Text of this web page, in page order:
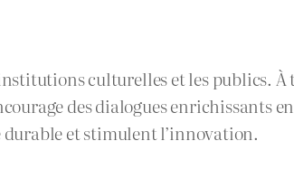
culturelles et les publics. À
des dialogues enrichissants
et stimulent l’innovation.